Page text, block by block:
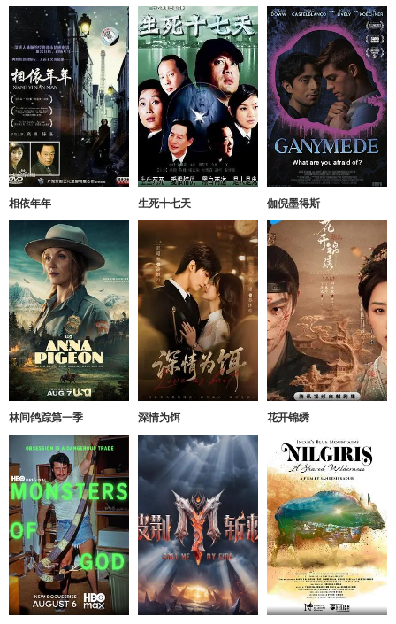
相依年年 生死十七天 伽倪墨得斯
林间鸽踪第一季 深情为饵 花开锦绣